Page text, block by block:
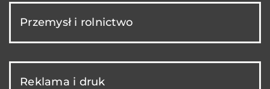
Przemysł i rolnictwo
Reklama i druk